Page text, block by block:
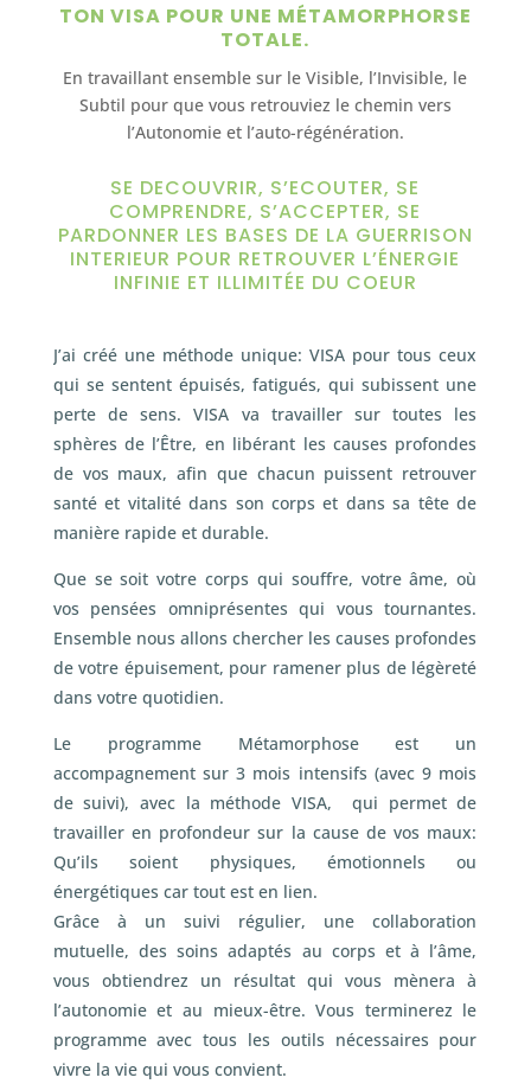
TON VISA POUR UNE MÉTAMORPHORSE
TOTALE.
En travaillant ensemble sur le Visible, l’Invisible, le
Subtil pour que vous retrouviez le chemin vers
l’Autonomie et l’auto-régénération.
SE DECOUVRIR, S’ECOUTER, SE
COMPRENDRE, S’ACCEPTER, SE
PARDONNER LES BASES DE LA GUERRISON
INTERIEUR POUR RETROUVER L’ÉNERGIE
INFINIE ET ILLIMITÉE DU COEUR
J’ai créé une méthode unique: VISA pour tous ceux
qui se sentent épuisés, fatigués, qui subissent une
perte de sens. VISA va travailler sur toutes les
sphères de l’Être, en libérant les causes profondes
de vos maux, afin que chacun puissent retrouver
santé et vitalité dans son corps et dans sa tête de
manière rapide et durable.
Que se soit votre corps qui souffre, votre âme, où
vos pensées omniprésentes qui vous tournantes.
Ensemble nous allons chercher les causes profondes
de votre épuisement, pour ramener plus de légèreté
dans votre quotidien.
Le programme Métamorphose est un
accompagnement sur 3 mois intensifs (avec 9 mois
de suivi), avec la méthode VISA, qui permet de
travailler en profondeur sur la cause de vos maux:
Qu’ils soient physiques, émotionnels ou
énergétiques car tout est en lien.
Grâce à un suivi régulier, une collaboration
mutuelle, des soins adaptés au corps et à l’âme,
vous obtiendrez un résultat qui vous mènera à
l’autonomie et au mieux-être. Vous terminerez le
programme avec tous les outils nécessaires pour
vivre la vie qui vous convient.